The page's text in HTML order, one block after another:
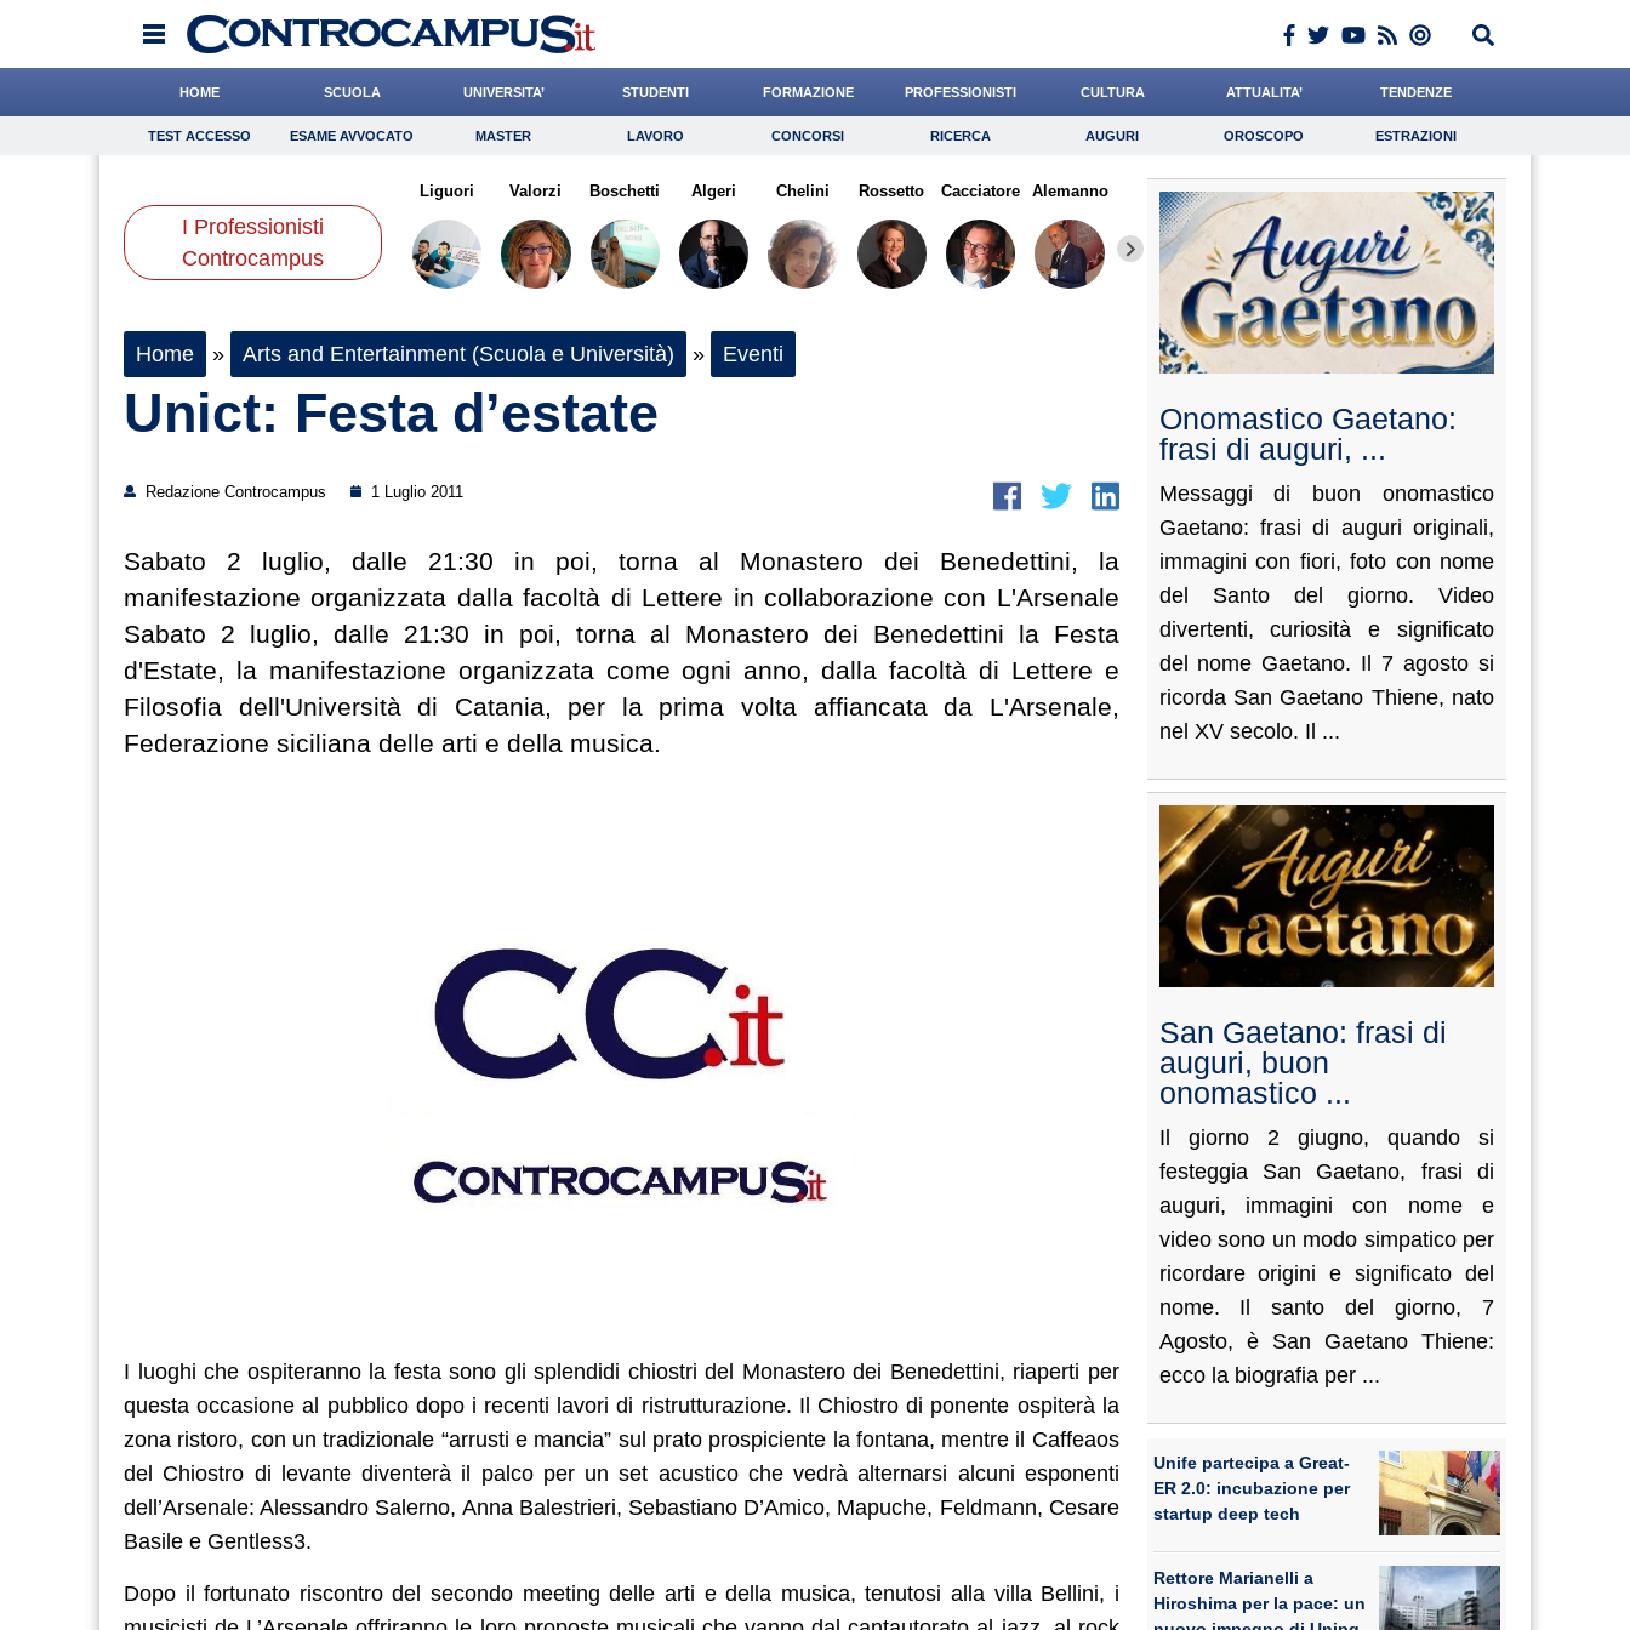
HOME SCUOLA UNIVERSITA’ STUDENTI FORMAZIONE PROFESSIONISTI CULTURA ATTUALITA’ TENDENZE
TEST ACCESSO Esame Avvocato Master Lavoro Concorsi Ricerca Auguri Oroscopo Estrazioni
Consigli Risparmio Diritto Economia Giornalista Lavoro Psicologia
Scienze
TEST ACCESSO ESAME AVVOCATO MASTER LAVORO CONCORSI RICERCA AUGURI OROSCOPO ESTRAZIONI
I Professionisti
Controcampus
Liguori Valorzi Boschetti Algeri Chelini Rossetto Cacciatore Alemanno Barnaba Carfagna de Durante Califano Cocchi
Home » Arts and Entertainment (Scuola e Università) » Eventi
Unict: Festa d’estate
Redazione Controcampus 1 Luglio 2011
Sabato 2 luglio, dalle 21:30 in poi, torna al Monastero dei Benedettini, la
manifestazione organizzata dalla facoltà di Lettere in collaborazione con L'Arsenale
Sabato 2 luglio, dalle 21:30 in poi, torna al Monastero dei Benedettini la Festa
d'Estate, la manifestazione organizzata come ogni anno, dalla facoltà di Lettere e
Filosofia dell'Università di Catania, per la prima volta affiancata da L'Arsenale,
Federazione siciliana delle arti e della musica.
I luoghi che ospiteranno la festa sono gli splendidi chiostri del Monastero dei Benedettini, riaperti per
questa occasione al pubblico dopo i recenti lavori di ristrutturazione. Il Chiostro di ponente ospiterà la
zona ristoro, con un tradizionale “arrusti e mancia” sul prato prospiciente la fontana, mentre il Caffeaos
del Chiostro di levante diventerà il palco per un set acustico che vedrà alternarsi alcuni esponenti
dell’Arsenale: Alessandro Salerno, Anna Balestrieri, Sebastiano D’Amico, Mapuche, Feldmann, Cesare
Basile e Gentless3.
Dopo il fortunato riscontro del secondo meeting delle arti e della musica, tenutosi alla villa Bellini, i
Onomastico Gaetano:
frasi di auguri, ...
Messaggi di buon onomastico
Gaetano: frasi di auguri originali,
immagini con fiori, foto con nome
del Santo del giorno. Video
divertenti, curiosità e significato
del nome Gaetano. Il 7 agosto si
ricorda San Gaetano Thiene, nato
nel XV secolo. Il ...
San Gaetano: frasi di
auguri, buon
onomastico ...
Il giorno 2 giugno, quando si
festeggia San Gaetano, frasi di
auguri, immagini con nome e
video sono un modo simpatico per
ricordare origini e significato del
nome. Il santo del giorno, 7
Agosto, è San Gaetano Thiene:
ecco la biografia per ...
Unife partecipa a Great-
ER 2.0: incubazione per
startup deep tech
Rettore Marianelli a
Hiroshima per la pace: un